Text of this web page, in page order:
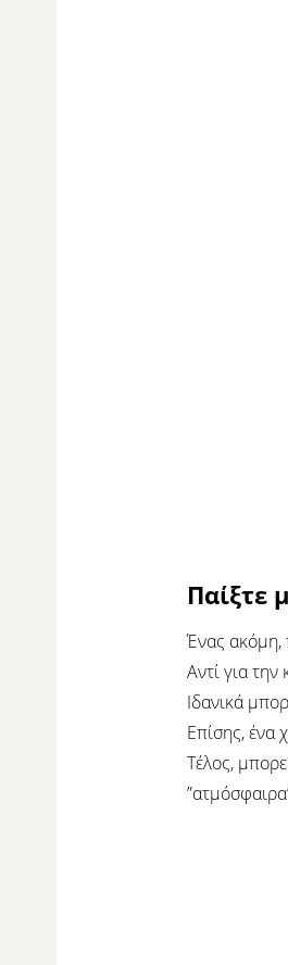
Παίξτε
Ένας ακόμη,
Αντί για
Ιδανικά
Επίσης, ένα
Τέλος,